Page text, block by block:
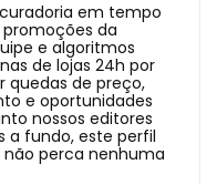
em tempo
da
e algoritmos
de lojas 24h por
quedas de preço,
e oportunidades
nossos editores
a fundo, este perfil
perca nenhuma